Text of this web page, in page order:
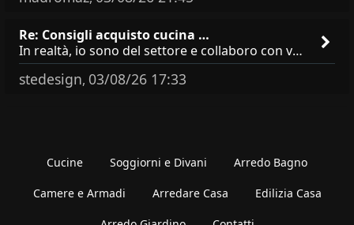
Re: Consigli acquisto cucina …
In realtà, io sono del settore e collaboro con vari negozi, ti possono dire che sono tutti brand abbastanza simili come
stedesign, 03/08/26 17:33
Cucine Soggiorni e Divani Arredo Bagno
Camere e Armadi Arredare Casa Edilizia Casa